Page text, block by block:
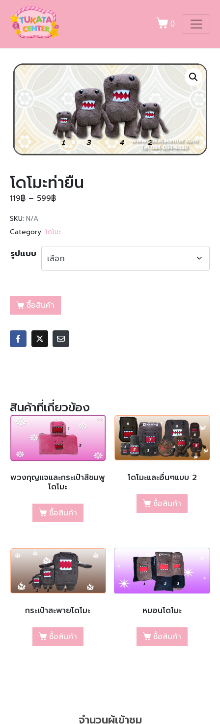
0
โดโมะท่ายืน
119฿ – 599฿
SKU: N/A
Category: โดโมะ
รูปแบบ
ซื้อสินค้า
สินค้าที่เกี่ยวข้อง
พวงกุญแจและกระเป๋าสีชมพู
โดโมะ
ซื้อสินค้า
โดโมะและอื่นๆแบบ 2
ซื้อสินค้า
กระเป๋าสะพายโดโมะ
ซื้อสินค้า
หมอนโดโมะ
ซื้อสินค้า
จำนวนผู้เข้าชม